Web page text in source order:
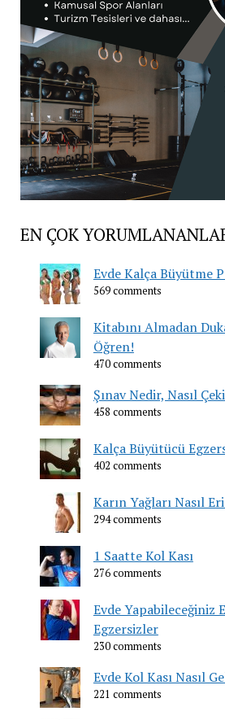
EN ÇOK
Evde Kalça Büyütme
569 comments
Kitabını Almadan
Öğren!
470 comments
Şınav Nedir, Nasıl
458 comments
Kalça Büyütücü
402 comments
Karın Yağları Nasıl
294 comments
1 Saatte Kol Kası
276 comments
Evde Yapabileceğiniz
Egzersizler
230 comments
Evde Kol Kası Nasıl
221 comments